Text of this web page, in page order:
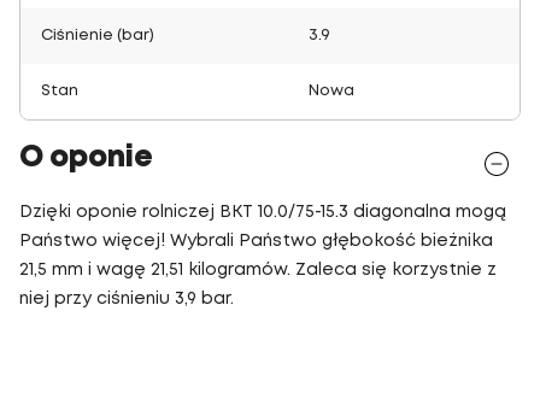
Ciśnienie (bar) 3.9
Stan Nowa
O oponie
Dzięki oponie rolniczej BKT 10.0/75-15.3 diagonalna mogą
Państwo więcej! Wybrali Państwo głębokość bieżnika
21,5 mm i wagę 21,51 kilogramów. Zaleca się korzystnie z
niej przy ciśnieniu 3,9 bar.